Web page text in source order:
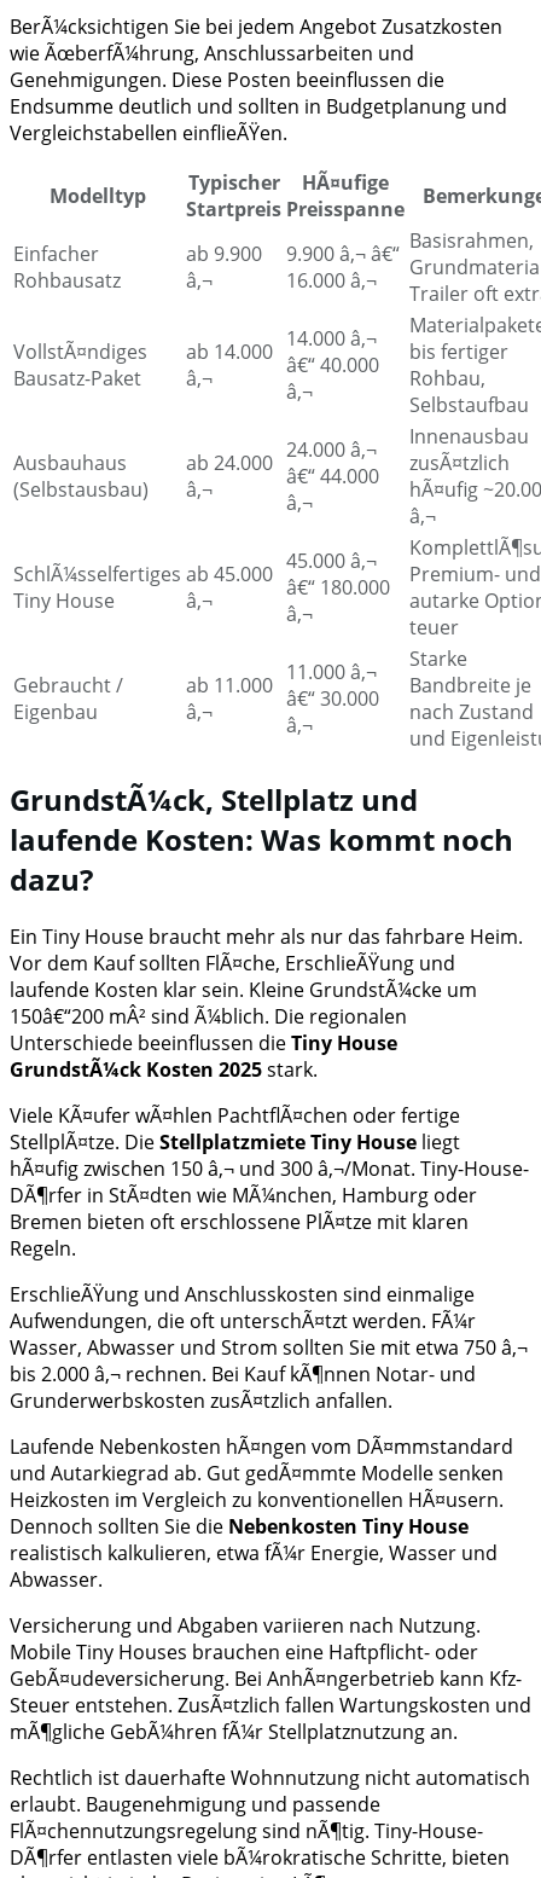
BerÃ¼cksichtigen Sie bei jedem Angebot Zusatzkosten
wie ÃœberfÃ¼hrung, Anschlussarbeiten und
Genehmigungen. Diese Posten beeinflussen die
Endsumme deutlich und sollten in Budgetplanung und
Vergleichstabellen einflieÃŸen.
Modelltyp
Typischer
Startpreis
HÃ¤ufige
Preisspanne
Einfacher
Rohbausatz
ab 9.900
â‚¬
9.900 â‚¬ â€“
16.000 â‚¬
Basisrahmen,
Trailer oft
VollstÃ¤ndiges
Bausatz-Paket
ab 14.000
â‚¬
14.000 â‚¬
â€“ 40.000
â‚¬
bis fertiger
Rohbau,
Selbstaufbau
Ausbauhaus
(Selbstausbau)
ab 24.000
â‚¬
24.000 â‚¬
â€“ 44.000
â‚¬
Innenausbau
zusÃ¤tzlich
hÃ¤ufig
â‚¬
SchlÃ¼sselfertiges
Tiny House
ab 45.000
â‚¬
45.000 â‚¬
â€“ 180.000
â‚¬
Premium- und
autarke
teuer
Gebraucht /
Eigenbau
ab 11.000
â‚¬
11.000 â‚¬
â€“ 30.000
â‚¬
Starke
Bandbreite je
nach Zustand
und
GrundstÃ¼ck, Stellplatz und
laufende Kosten: Was kommt noch
dazu?
Ein Tiny House braucht mehr als nur das fahrbare Heim.
Vor dem Kauf sollten FlÃ¤che, ErschlieÃŸung und
laufende Kosten klar sein. Kleine GrundstÃ¼cke um
150â€“200 mÂ² sind Ã¼blich. Die regionalen
Unterschiede beeinflussen dieTiny House
GrundstÃ¼ck Kosten 2025stark.
Viele KÃ¤ufer wÃ¤hlen PachtflÃ¤chen oder fertige
StellplÃ¤tze. DieStellplatzmiete Tiny House liegt
hÃ¤ufig zwischen 150 â‚¬ und 300 â‚¬/Monat. Tiny-House-
DÃ¶rfer in StÃ¤dten wie MÃ¼nchen, Hamburg oder
Bremen bieten oft erschlossene PlÃ¤tze mit klaren
Regeln.
ErschlieÃŸung und Anschlusskosten sind einmalige
Aufwendungen, die oft unterschÃ¤tzt werden. FÃ¼r
Wasser, Abwasser und Strom sollten Sie mit etwa 750 â‚¬
bis 2.000 â‚¬ rechnen. Bei Kauf kÃ¶nnen Notar- und
Grunderwerbskosten zusÃ¤tzlich anfallen.
Laufende Nebenkosten hÃ¤ngen vom DÃ¤mmstandard
und Autarkiegrad ab. Gut gedÃ¤mmte Modelle senken
Heizkosten im Vergleich zu konventionellen HÃ¤usern.
Dennoch sollten Sie die Nebenkosten Tiny House
realistisch kalkulieren, etwa fÃ¼r Energie, Wasser und
Abwasser.
Versicherung und Abgaben variieren nach Nutzung.
Mobile Tiny Houses brauchen eine Haftpflicht- oder
GebÃ¤udeversicherung. Bei AnhÃ¤ngerbetrieb kann Kfz-
Steuer entstehen. ZusÃ¤tzlich fallen Wartungskosten und
mÃ¶gliche GebÃ¼hren fÃ¼r Stellplatznutzung an.
Rechtlich ist dauerhafte Wohnnutzung nicht automatisch
erlaubt. Baugenehmigung und passende
FlÃ¤chennutzungsregelung sind nÃ¶tig. Tiny-House-
DÃ¶rfer entlasten viele bÃ¼rokratische Schritte, bieten